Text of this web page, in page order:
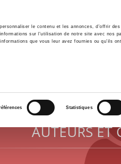
le contenu et les annonces, d'offrir
sur l'utilisation de notre site avec nos
que vous leur avez fournies ou qu'ils
Statistiques
Accueil Environnement
AUTEURS ET